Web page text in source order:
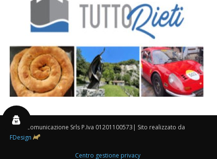
By 3P Comunicazione Srls P.Iva 01201100573| Sito realizzato da
FDesign
Centro gestione privacy